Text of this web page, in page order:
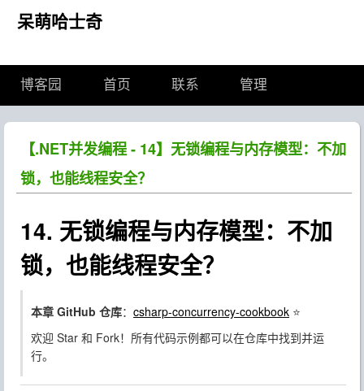
呆萌哈士奇
博客园 首页 联系 管理
【.NET并发编程 - 14】无锁编程与内存模型：不加
锁，也能线程安全？
14. 无锁编程与内存模型：不加
锁，也能线程安全？
本章 GitHub 仓库： csharp-concurrency-cookbook ⭐
欢迎 Star 和 Fork！所有代码示例都可以在仓库中找到并运
行。